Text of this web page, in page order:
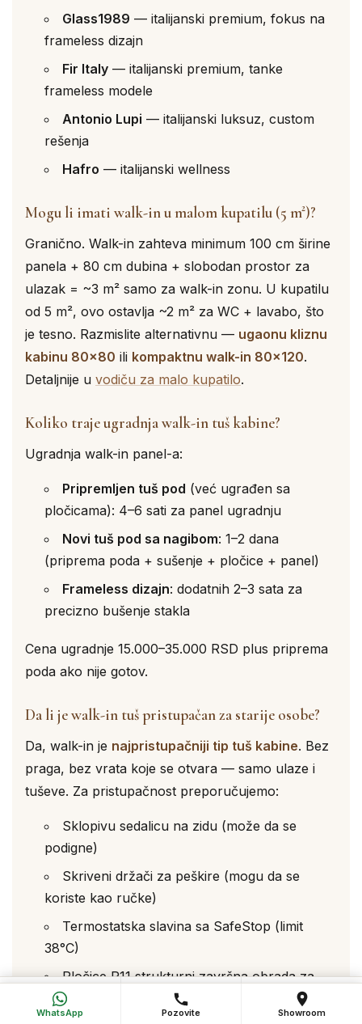
Glass1989 — italijanski premium, fokus na
frameless dizajn
Fir Italy — italijanski premium, tanke
frameless modele
Antonio Lupi — italijanski luksuz, custom
rešenja
Hafro — italijanski wellness
Mogu li imati walk-in u malom kupatilu (5 m²)?
Granično. Walk-in zahteva minimum 100 cm širine
panela + 80 cm dubina + slobodan prostor za
ulazak = ~3 m² samo za walk-in zonu. U kupatilu
od 5 m², ovo ostavlja ~2 m² za WC + lavabo, što
je tesno. Razmislite alternativnu — ugaonu kliznu
kabinu 80×80 ili kompaktnu walk-in 80×120.
Detaljnije u vodiču za malo kupatilo.
Koliko traje ugradnja walk-in tuš kabine?
Ugradnja walk-in panel-a:
Pripremljen tuš pod (već ugrađen sa
pločicama): 4–6 sati za panel ugradnju
Novi tuš pod sa nagibom: 1–2 dana
(priprema poda + sušenje + pločice + panel)
Frameless dizajn: dodatnih 2–3 sata za
precizno bušenje stakla
Cena ugradnje 15.000–35.000 RSD plus priprema
poda ako nije gotov.
Da li je walk-in tuš pristupačan za starije osobe?
Da, walk-in je najpristupačniji tip tuš kabine. Bez
praga, bez vrata koje se otvara — samo ulaze i
tuševe. Za pristupačnost preporučujemo:
Sklopivu sedalicu na zidu (može da se
podigne)
Skriveni držači za peškire (mogu da se
koriste kao ručke)
Termostatska slavina sa SafeStop (limit
38°C)
Pločice R11 strukturni završna obrada za
bolji oslonac
WhatsApp Pozovite Showroom
💬
WhatsApp
📞
Pozovi
📍
Poseti salon